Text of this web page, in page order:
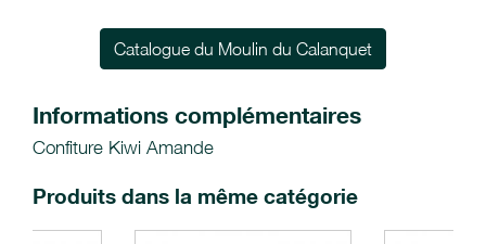
Catalogue du Moulin du Calanquet
Informations complémentaires
Confiture Kiwi Amande
Produits dans la même catégorie